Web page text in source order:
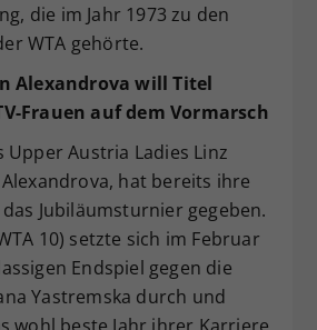
die im Jahr 1973 zu den
WTA gehörte.
Alexandrova will Titel
Frauen auf dem Vormarsch
Upper Austria Ladies Linz
hat bereits ihre
Jubiläumsturnier gegeben.
10) setzte sich im Februar
Endspiel gegen die
Yastremska durch und